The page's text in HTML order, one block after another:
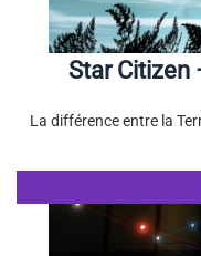
Star Citizen
La différence entre la